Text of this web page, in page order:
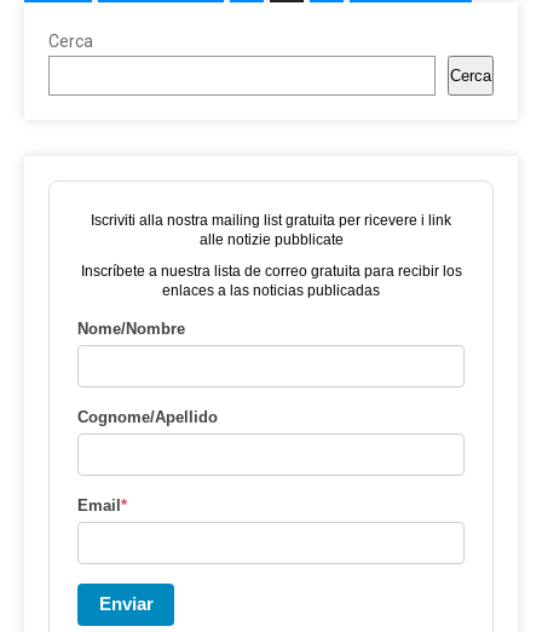
Cerca
Cerca
Iscriviti alla nostra mailing list gratuita per ricevere i link
alle notizie pubblicate
Inscríbete a nuestra lista de correo gratuita para recibir los
enlaces a las noticias publicadas
Nome/Nombre
Cognome/Apellido
Email *
Enviar